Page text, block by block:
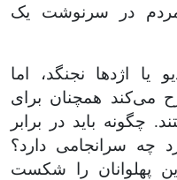
در سرنوشت یک
یا اژدها نجنگد، اما
می‌کند همچنان برای
چگونه باید در برابر
چه سرانجامی دارد؟
پهلوانان را شکست